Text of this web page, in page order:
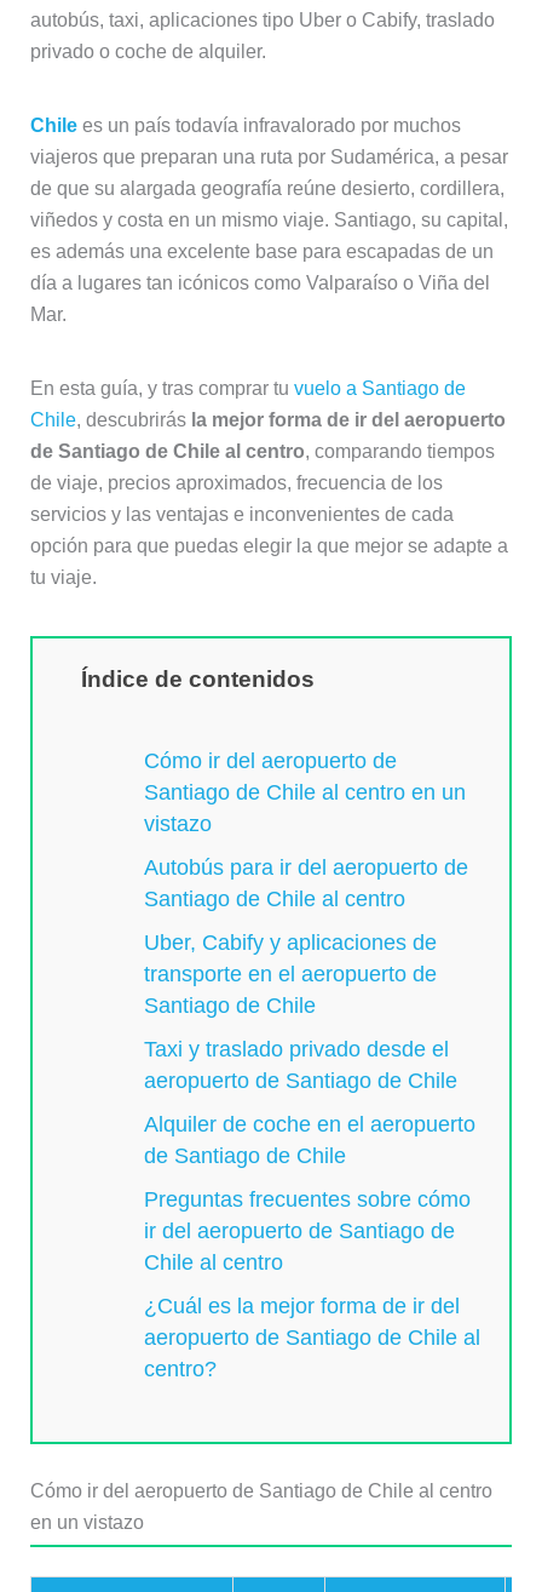
autobús, taxi, aplicaciones tipo Uber o Cabify, traslado
privado o coche de alquiler.
Chilees un país todavía infravalorado por muchos
viajeros que preparan una ruta por Sudamérica, a pesar
de que su alargada geografía reúne desierto, cordillera,
viñedos y costa en un mismo viaje. Santiago, su capital,
es además una excelente base para escapadas de un
día a lugares tan icónicos como Valparaíso o Viña del
Mar.
En esta guía, y tras comprar tu vuelo a Santiago de
Chile, descubrirás la mejor forma de ir del aeropuerto
de Santiago de Chile al centro, comparando tiempos
de viaje, precios aproximados, frecuencia de los
servicios y las ventajas e inconvenientes de cada
opción para que puedas elegir la que mejor se adapte a
tu viaje.
Índice de contenidos
Cómo ir del aeropuerto de
Santiago de Chile al centro en un
vistazo
Autobús para ir del aeropuerto de
Santiago de Chile al centro
Uber, Cabify y aplicaciones de
transporte en el aeropuerto de
Santiago de Chile
Taxi y traslado privado desde el
aeropuerto de Santiago de Chile
Alquiler de coche en el aeropuerto
de Santiago de Chile
Preguntas frecuentes sobre cómo
ir del aeropuerto de Santiago de
Chile al centro
¿Cuál es la mejor forma de ir del
aeropuerto de Santiago de Chile al
centro?
Cómo ir del aeropuerto de Santiago de Chile al centro
en un vistazo